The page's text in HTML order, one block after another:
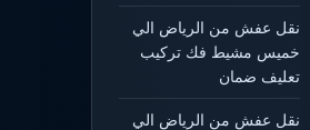
نقل عفش من الرياض الي
خميس مشيط فك تركيب
تعليف ضمان
نقل عفش من الرياض الي